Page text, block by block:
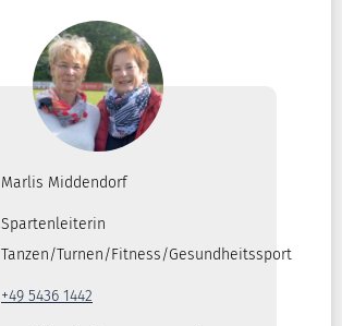
Marlis Middendorf
Spartenleiterin
Tanzen/Turnen/Fitness/Gesundheitssport
+49 5436 1442